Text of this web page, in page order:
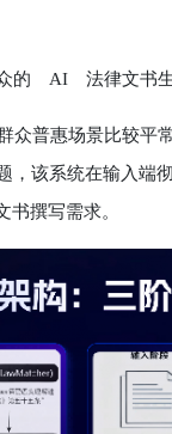
AI 法律文书生
惠场景比较平
，该系统在输入
撰写需求。